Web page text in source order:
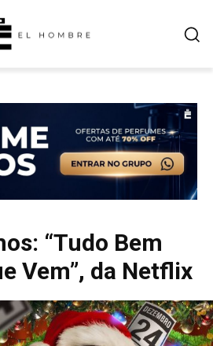
“Tudo Bem
Vem”, da Netflix